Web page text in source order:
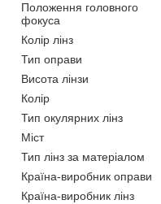
Положення головного
фокуса
Колір лінз
Тип оправи
Висота лінзи
Колір
Тип окулярних лінз
Міст
Тип лінз за матеріалом
Країна-виробник оправи
Країна-виробник лінз